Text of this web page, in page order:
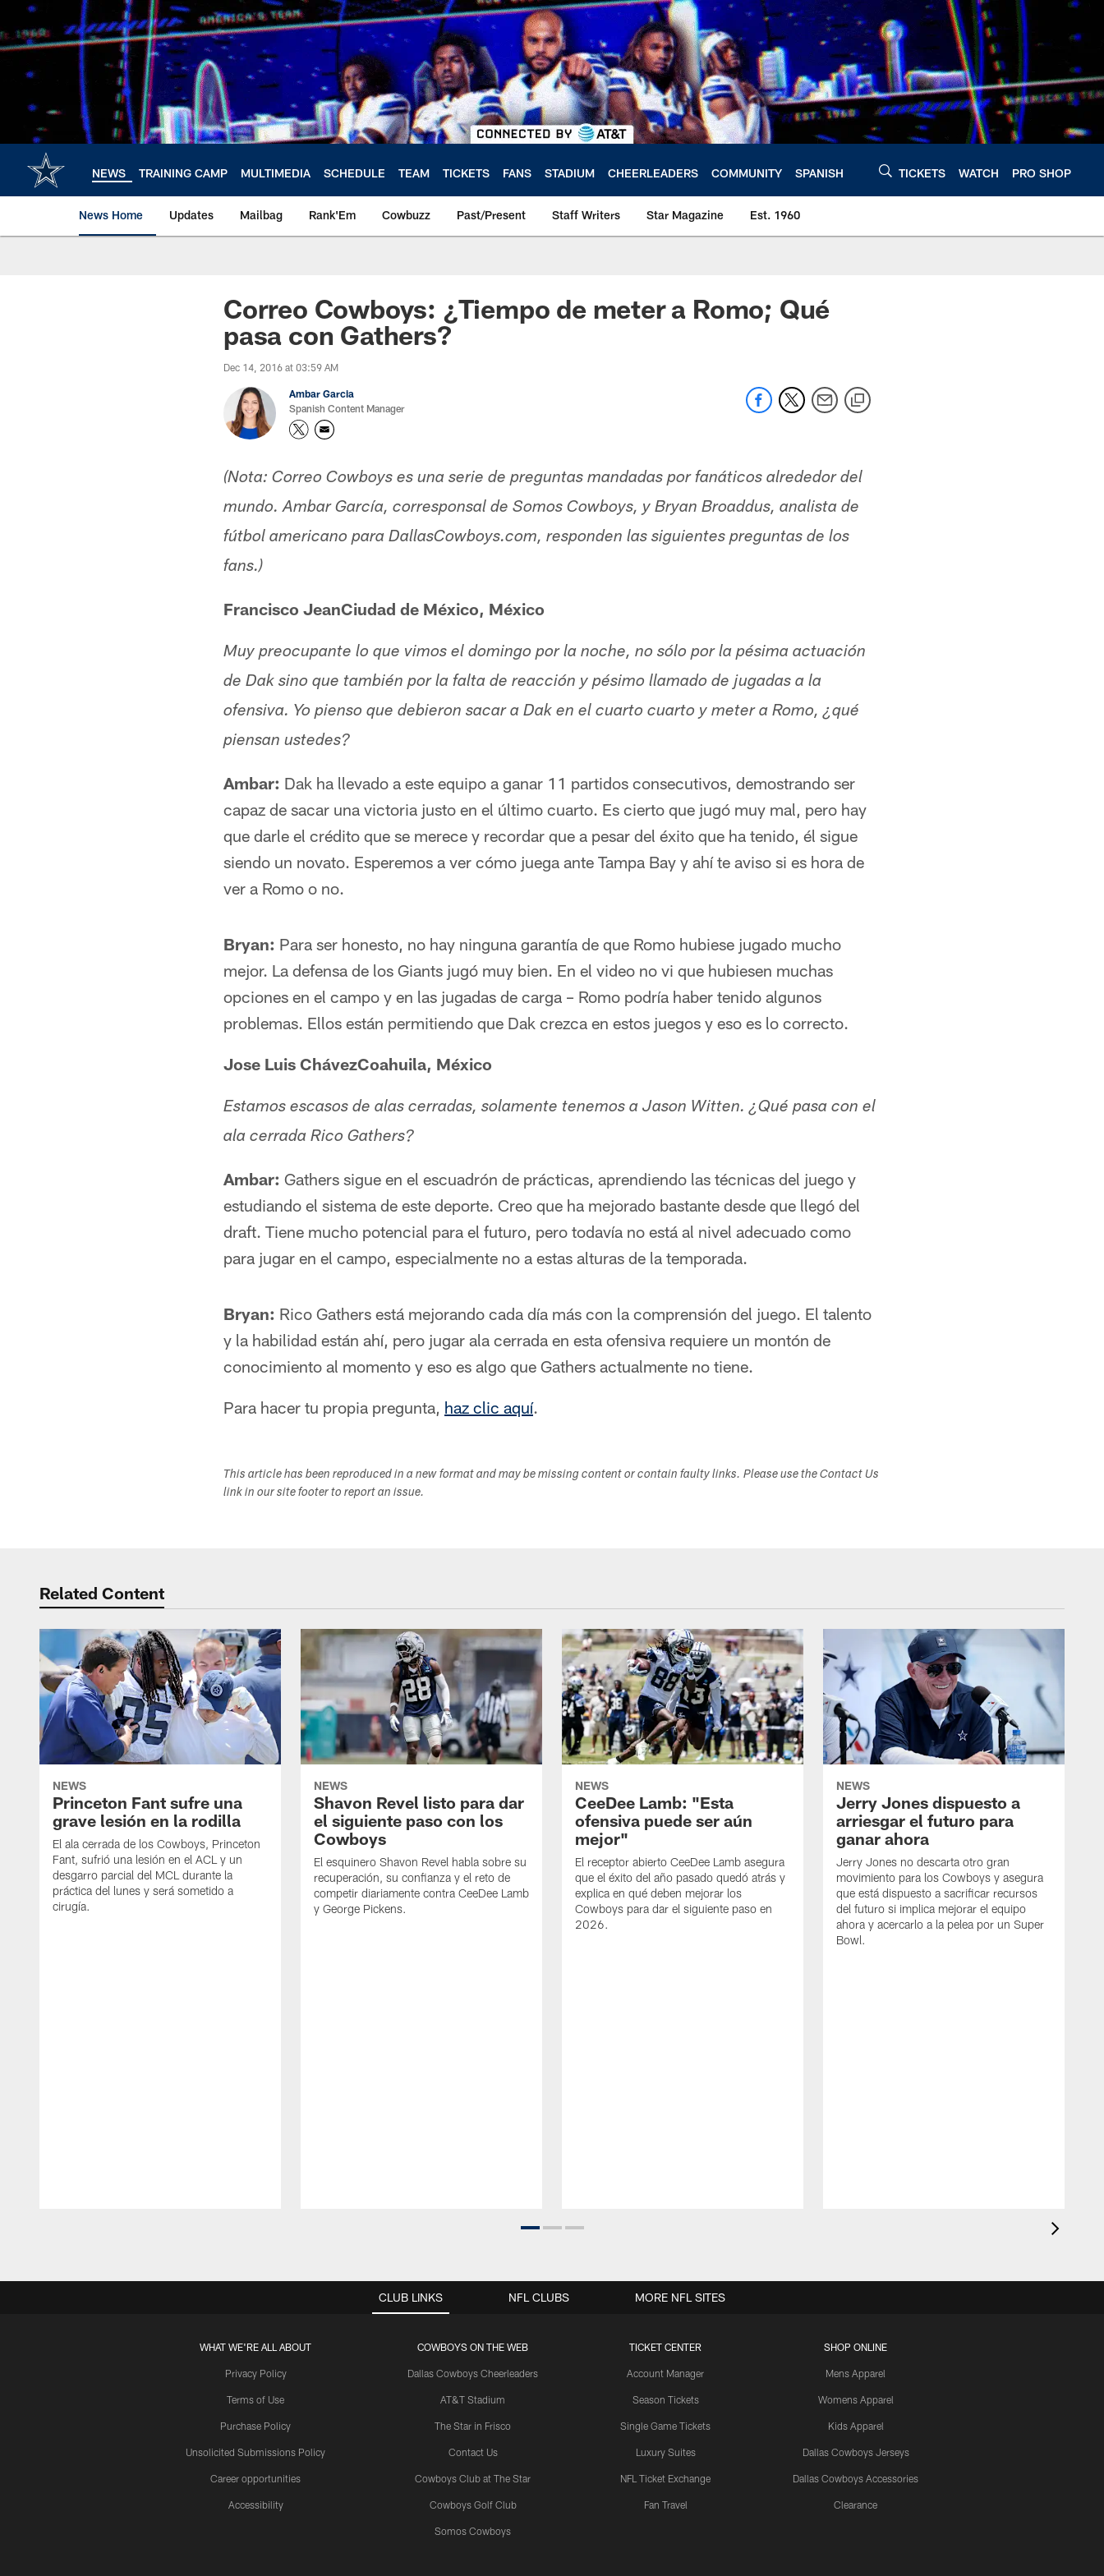
main
content
NEWS TRAINING CAMP MULTIMEDIA SCHEDULE TEAM TICKETS FANS STADIUM CHEERLEADERS COMMUNITY SPANISH TICKETS WATCH PRO SHOP
News Home Updates Mailbag Rank'Em Cowbuzz Past/Present Staff Writers Star Magazine Est. 1960
Correo Cowboys: ¿Tiempo de meter a Romo; Qué
pasa con Gathers?
Dec 14, 2016 at 03:59 AM
Ambar Garcia
Spanish Content Manager
(Nota: Correo Cowboys es una serie de preguntas mandadas por fanáticos alrededor del
mundo. Ambar García, corresponsal de Somos Cowboys, y Bryan Broaddus, analista de
fútbol americano para DallasCowboys.com, responden las siguientes preguntas de los
fans.)
Francisco JeanCiudad de México, México
Muy preocupante lo que vimos el domingo por la noche, no sólo por la pésima actuación
de Dak sino que también por la falta de reacción y pésimo llamado de jugadas a la
ofensiva. Yo pienso que debieron sacar a Dak en el cuarto cuarto y meter a Romo, ¿qué
piensan ustedes?
Ambar: Dak ha llevado a este equipo a ganar 11 partidos consecutivos, demostrando ser
capaz de sacar una victoria justo en el último cuarto. Es cierto que jugó muy mal, pero hay
que darle el crédito que se merece y recordar que a pesar del éxito que ha tenido, él sigue
siendo un novato. Esperemos a ver cómo juega ante Tampa Bay y ahí te aviso si es hora de
ver a Romo o no.
Bryan: Para ser honesto, no hay ninguna garantía de que Romo hubiese jugado mucho
mejor. La defensa de los Giants jugó muy bien. En el video no vi que hubiesen muchas
opciones en el campo y en las jugadas de carga – Romo podría haber tenido algunos
problemas. Ellos están permitiendo que Dak crezca en estos juegos y eso es lo correcto.
Jose Luis ChávezCoahuila, México
Estamos escasos de alas cerradas, solamente tenemos a Jason Witten. ¿Qué pasa con el
ala cerrada Rico Gathers?
Ambar: Gathers sigue en el escuadrón de prácticas, aprendiendo las técnicas del juego y
estudiando el sistema de este deporte. Creo que ha mejorado bastante desde que llegó del
draft. Tiene mucho potencial para el futuro, pero todavía no está al nivel adecuado como
para jugar en el campo, especialmente no a estas alturas de la temporada.
Bryan: Rico Gathers está mejorando cada día más con la comprensión del juego. El talento
y la habilidad están ahí, pero jugar ala cerrada en esta ofensiva requiere un montón de
conocimiento al momento y eso es algo que Gathers actualmente no tiene.
Para hacer tu propia pregunta, haz clic aquí.
This article has been reproduced in a new format and may be missing content or contain faulty links. Please use the Contact Us
link in our site footer to report an issue.
Related Content
NEWS
Princeton Fant sufre una
grave lesión en la rodilla
El ala cerrada de los Cowboys, Princeton
Fant, sufrió una lesión en el ACL y un
desgarro parcial del MCL durante la
práctica del lunes y será sometido a
cirugía.
NEWS
Shavon Revel listo para dar
el siguiente paso con los
Cowboys
El esquinero Shavon Revel habla sobre su
recuperación, su confianza y el reto de
competir diariamente contra CeeDee Lamb
y George Pickens.
NEWS
CeeDee Lamb: "Esta
ofensiva puede ser aún
mejor"
El receptor abierto CeeDee Lamb asegura
que el éxito del año pasado quedó atrás y
explica en qué deben mejorar los
Cowboys para dar el siguiente paso en
2026.
NEWS
Jerry Jones dispuesto a
arriesgar el futuro para
ganar ahora
Jerry Jones no descarta otro gran
movimiento para los Cowboys y asegura
que está dispuesto a sacrificar recursos
del futuro si implica mejorar el equipo
ahora y acercarlo a la pelea por un Super
Bowl.
CLUB LINKS
WHAT WE'RE ALL ABOUT
Privacy Policy
Terms of Use
Purchase Policy
Unsolicited Submissions Policy
Career opportunities
Accessibility
COWBOYS ON THE WEB
Dallas Cowboys Cheerleaders
AT&T Stadium
The Star in Frisco
Contact Us
Cowboys Club at The Star
Cowboys Golf Club
Somos Cowboys
TICKET CENTER
Account Manager
Season Tickets
Single Game Tickets
Luxury Suites
NFL Ticket Exchange
Fan Travel
SHOP ONLINE
Mens Apparel
Womens Apparel
Kids Apparel
Dallas Cowboys Jerseys
Dallas Cowboys Accessories
Clearance
NFL CLUBS MORE NFL SITES